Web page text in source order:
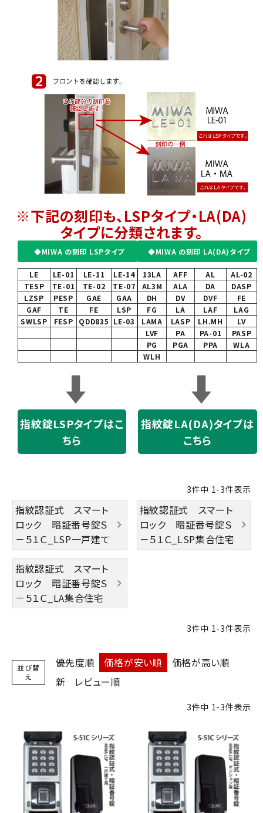
※下記の刻印も、LSPタイプ・LA(DA)
タイプに分類されます。
◆MIWA の刻印 LSPタイプ
LE LE-01 LE-11
LE-14
TESP
TE-01 TE-02
TE-07
LZSP
PESP GAE
GAA
GAF
TE FE
LSP
SWLSP
FESP QDD835 LE-03
◆MIWA の刻印 LA(DA)タイプ
13LA AFF AL
AL-02
AL3M
ALA DA
DASP
DH
DV DVF
FE
FG
LA LAF
LAG
LAMA
LASP LH.MH
LV
LVF
PA PA-01
PASP
PG
PGA PPA
WLA
WLH
指紋錠LSPタイプはこ
ちら
指紋錠LA(DA)タイプは
こちら
3件中 1-3件表示
指紋認証式 スマート
ロック 暗証番号錠Ｓ
－５１Ｃ_LSP一戸建て
指紋認証式 スマート
ロック 暗証番号錠Ｓ
－５１Ｃ_LSP集合住宅
指紋認証式 スマート
ロック 暗証番号錠Ｓ
－５１Ｃ_LA集合住宅
3件中 1-3件表示
並び替
え
優先度順 価格が安い順
価格が高い順
新
レビュー順
3件中 1-3件表示